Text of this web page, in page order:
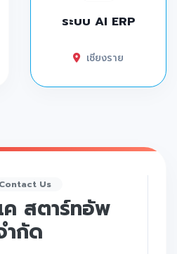
ระบบ AI ERP
เชียงราย
Contact Us
ค สตาร์ทอัพ
ำกัด